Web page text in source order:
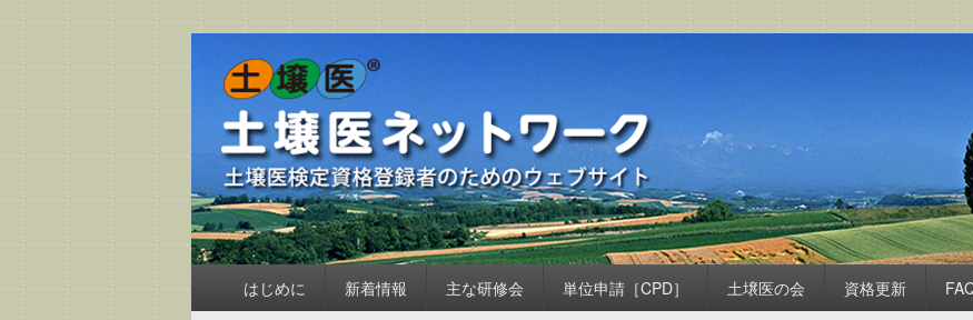
土壌医ネットワーク
土壌医検定資格登録者のためのウェブサイト
はじめに 新着情報 主な研修会 単位申請［CPD］ 土壌医の会 資格更新